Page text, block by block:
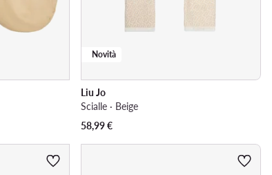
Novità
Liu Jo
Scialle · Beige
58,99€